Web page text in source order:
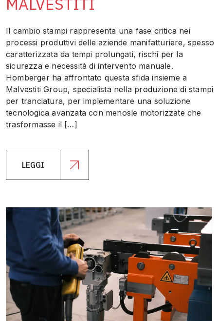
Il cambio stampi rappresenta una fase critica nei
processi produttivi delle aziende manifatturiere, spesso
caratterizzata da tempi prolungati, rischi per la
sicurezza e necessità di intervento manuale.
Homberger ha affrontato questa sfida insieme a
Malvestiti Group, specialista nella produzione di stampi
per tranciatura, per implementare una soluzione
tecnologica avanzata con menosle motorizzate che
trasformasse il […]
LEGGI